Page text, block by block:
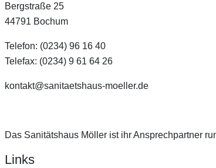
Bergstraße 25
44791 Bochum
Telefon: (0234) 96 16 40
Telefax: (0234) 9 61 64 26
kontakt@sanitaetshaus-moeller.de
Das Sanitätshaus Möller ist ihr Ansprechpartner
Links